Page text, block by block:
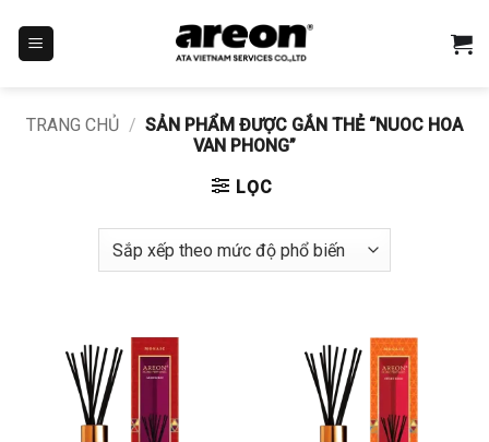
nội
TRANG CHỦ / SẢN PHẨM ĐƯỢC GẮN THẺ “NUOC HOA
VAN PHONG”
LỌC